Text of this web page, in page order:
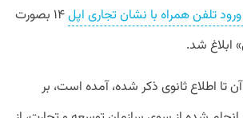
تلفن همراه با نشان تجاری اپل
۱۴ بصورت
ابلاغ شد.
آن تا اطلاع ثانوی ذکر شده، آمده است، بر